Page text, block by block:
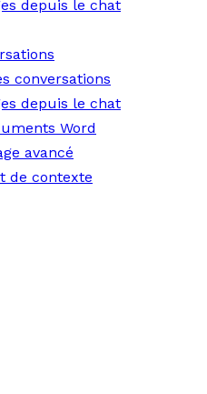
depuis le chat
conversations
depuis le chat
Word
avancé
de contexte